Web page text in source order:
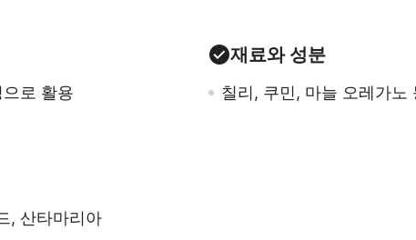
로 활용
재료와 성분
칠리, 쿠민, 마늘 오레가노
, 산타마리아